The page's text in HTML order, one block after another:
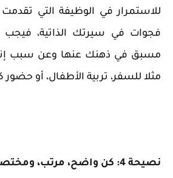
للاستمرار في الوظيفة التي
فجوات في سيرتك الذاتية،
مسبق في ذهنك عنها وعن سبب
مثلا للسفر، تربية الأطفال، أو
نصيحة 4: كن واضح، مرتب، ومختصر: